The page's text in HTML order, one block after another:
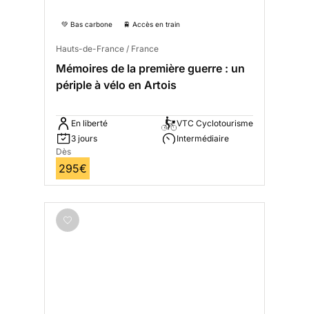
💚 Bas carbone 🚆 Accès en train
Hauts-de-France / France
Mémoires de la première guerre : un
périple à vélo en Artois
En liberté
3 jours
VTC Cyclotourisme
Intermédiaire
Dès
295€